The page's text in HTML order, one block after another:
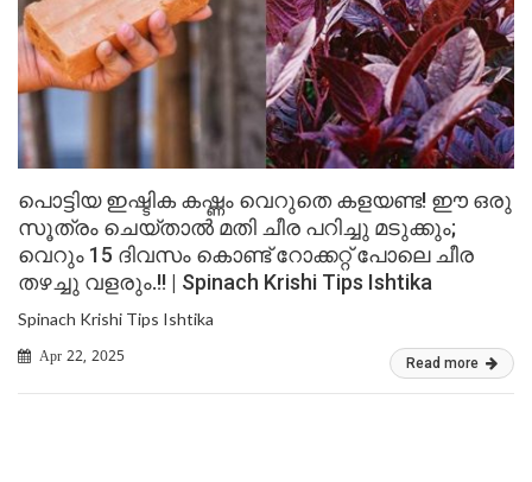
പൊട്ടിയ ഇഷ്ടിക കഷ്ണം വെറുതെ കളയണ്ട! ഈ ഒരു
സൂത്രം ചെയ്‌താൽ മതി ചീര പറിച്ചു മടുക്കും;
വെറും 15 ദിവസം കൊണ്ട് റോക്കറ്റ് പോലെ ചീര
തഴച്ചു വളരും.!! | Spinach Krishi Tips Ishtika
Spinach Krishi Tips Ishtika
Apr 22, 2025 Read more